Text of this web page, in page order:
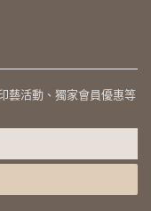
藝活動、獨家會員優惠等